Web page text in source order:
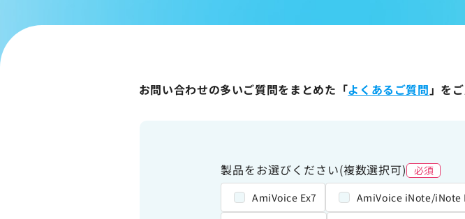
コーポレートサイト
お問い合わせの多いご質問をまとめた「よくあるご質問」を
製品をお選びください(複数選択可) 必須
AmiVoice Ex7
AmiVoice iNote/iNote